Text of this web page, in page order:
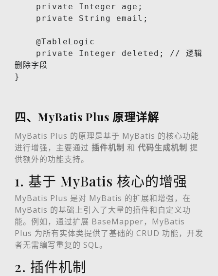
删除字段
}
四、MyBatis Plus 原理详解
MyBatis Plus 的原理是基于 MyBatis 的核心功能
进行增强，主要通过 插件机制 和 代码生成机制 提
供额外的功能支持。
1. 基于 MyBatis 核心的增强
MyBatis Plus 是对 MyBatis 的扩展和增强，在
MyBatis 的基础上引入了大量的插件和自定义功
能。例如，通过扩展 BaseMapper，MyBatis
Plus 为所有实体类提供了基础的 CRUD 功能，开发
者无需编写重复的 SQL。
2. 插件机制